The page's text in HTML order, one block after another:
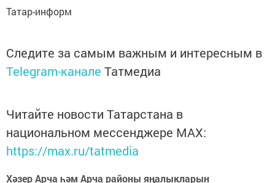
Татар-информ
Следите за самым важным и интересным в
Telegram-канале Татмедиа
Читайте новости Татарстана в
национальном мессенджере MАХ:
https://max.ru/tatmedia
Хәзер Арча һәм Арча районы яңалыкларын